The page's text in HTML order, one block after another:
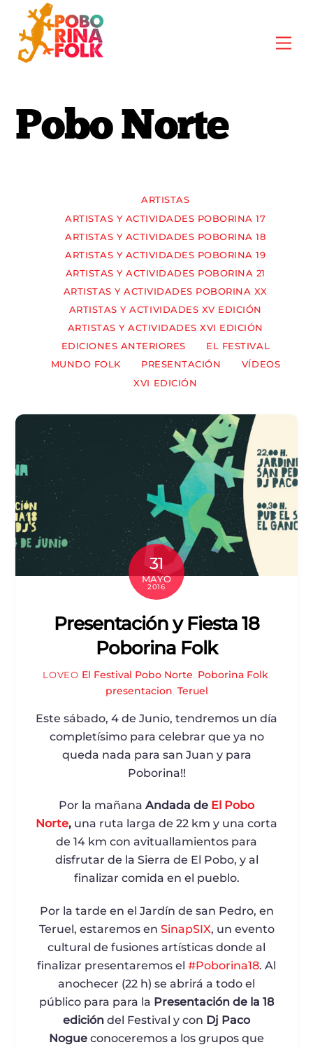
content
Pobo Norte
ARTISTAS
ARTISTAS Y ACTIVIDADES POBORINA 17
ARTISTAS Y ACTIVIDADES POBORINA 18
ARTISTAS Y ACTIVIDADES POBORINA 19
ARTISTAS Y ACTIVIDADES POBORINA 21
ARTISTAS Y ACTIVIDADES POBORINA XX
ARTISTAS Y ACTIVIDADES XV EDICIÓN
ARTISTAS Y ACTIVIDADES XVI EDICIÓN
EDICIONES ANTERIORES
EL FESTIVAL
MUNDO FOLK
PRESENTACIÓN
VÍDEOS
XVI EDICIÓN
31
MAYO
2016
Presentación y Fiesta 18
Poborina Folk
LOVEO El Festival Pobo Norte Poborina Folk,
presentacion Teruel
Este sábado, 4 de Junio, tendremos un día
completísimo para celebrar que ya no
queda nada para san Juan y para
Poborina!!
Por la mañana Andada de El Pobo
Norte, una ruta larga de 22 km y una corta
de 14 km con avituallamientos para
disfrutar de la Sierra de El Pobo, y al
finalizar comida en el pueblo.
Por la tarde en el Jardín de san Pedro, en
Teruel, estaremos en SinapSIX, un evento
cultural de fusiones artísticas donde al
finalizar presentaremos el #Poborina18. Al
anochecer (22 h) se abrirá a todo el
público para para la Presentación de la 18
edición del Festival y con Dj Paco
Nogue conoceremos a los grupos que